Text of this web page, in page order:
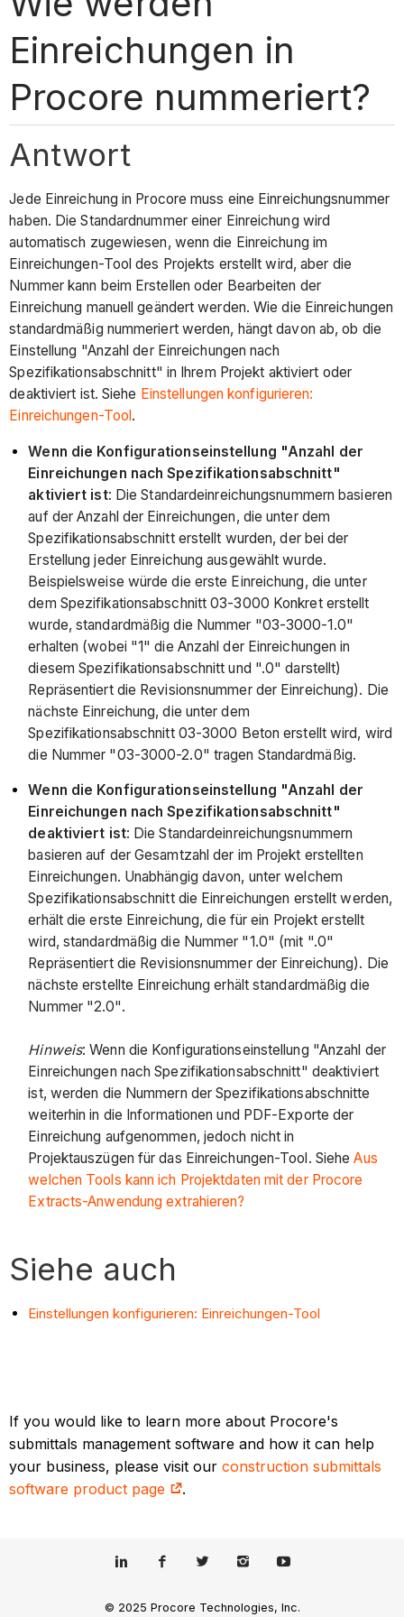
Einreichungen in
Procore nummeriert?
Antwort
Jede Einreichung in Procore muss eine Einreichungsnummer
haben. Die Standardnummer einer Einreichung wird
automatisch zugewiesen, wenn die Einreichung im
Einreichungen-Tool des Projekts erstellt wird, aber die
Nummer kann beim Erstellen oder Bearbeiten der
Einreichung manuell geändert werden. Wie die Einreichungen
standardmäßig nummeriert werden, hängt davon ab, ob die
Einstellung "Anzahl der Einreichungen nach
Spezifikationsabschnitt" in Ihrem Projekt aktiviert oder
deaktiviert ist. Siehe Einstellungen konfigurieren:
Einreichungen-Tool .
Wenn die Konfigurationseinstellung "Anzahl der
Einreichungen nach Spezifikationsabschnitt"
aktiviert ist: Die Standardeinreichungsnummern basieren
auf der Anzahl der Einreichungen, die unter dem
Spezifikationsabschnitt erstellt wurden, der bei der
Erstellung jeder Einreichung ausgewählt wurde.
Beispielsweise würde die erste Einreichung, die unter
dem Spezifikationsabschnitt 03-3000 Konkret erstellt
wurde, standardmäßig die Nummer "03-3000-1.0"
erhalten (wobei "1" die Anzahl der Einreichungen in
diesem Spezifikationsabschnitt und ".0" darstellt)
Repräsentiert die Revisionsnummer der Einreichung). Die
nächste Einreichung, die unter dem
Spezifikationsabschnitt 03-3000 Beton erstellt wird, wird
die Nummer "03-3000-2.0" tragen Standardmäßig.
Wenn die Konfigurationseinstellung "Anzahl der
Einreichungen nach Spezifikationsabschnitt"
deaktiviert ist: Die Standardeinreichungsnummern
basieren auf der Gesamtzahl der im Projekt erstellten
Einreichungen. Unabhängig davon, unter welchem
Spezifikationsabschnitt die Einreichungen erstellt werden,
erhält die erste Einreichung, die für ein Projekt erstellt
wird, standardmäßig die Nummer "1.0" (mit ".0"
Repräsentiert die Revisionsnummer der Einreichung). Die
nächste erstellte Einreichung erhält standardmäßig die
Nummer "2.0".
Hinweis: Wenn die Konfigurationseinstellung "Anzahl der
Einreichungen nach Spezifikationsabschnitt" deaktiviert
ist, werden die Nummern der Spezifikationsabschnitte
weiterhin in die Informationen und PDF-Exporte der
Einreichung aufgenommen, jedoch nicht in
Projektauszügen für das Einreichungen-Tool. SieheAus
welchen Tools kann ich Projektdaten mit der Procore
Extracts-Anwendung extrahieren?
Siehe auch
Einstellungen konfigurieren: Einreichungen-Tool
If you would like to learn more about Procore's
submittals management software and how it can help
your business, please visit ourconstruction submittals
software product page
.
© 2025 Procore Technologies, Inc.